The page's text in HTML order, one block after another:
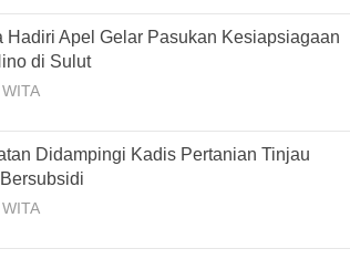
Hadiri Apel Gelar Pasukan Kesiapsiagaan
di Sulut
Didampingi Kadis Pertanian Tinjau